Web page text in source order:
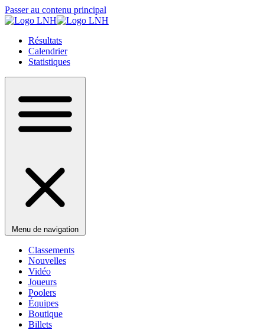
Passer au contenu principal
Résultats
Calendrier
Statistiques
Menu de navigation
Classements
Nouvelles
Vidéo
Joueurs
Poolers
Équipes
Boutique
Billets